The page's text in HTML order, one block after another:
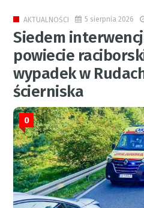
AKTUALNOŚCI 5 sierpnia 2026
Siedem
powiecie
wypadek w
ścierniska
0